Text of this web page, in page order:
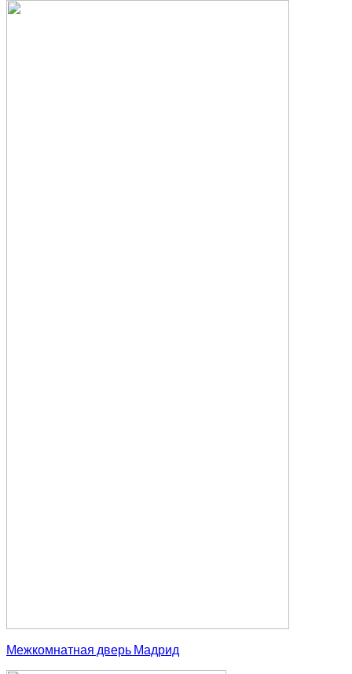
Межкомнатная дверь Мадрид